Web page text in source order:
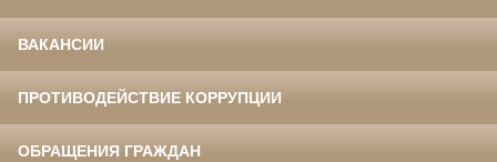
ВАКАНСИИ
ПРОТИВОДЕЙСТВИЕ КОРРУПЦИИ
ОБРАЩЕНИЯ ГРАЖДАН